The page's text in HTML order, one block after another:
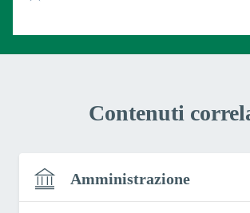
Contenuti
Amministrazione